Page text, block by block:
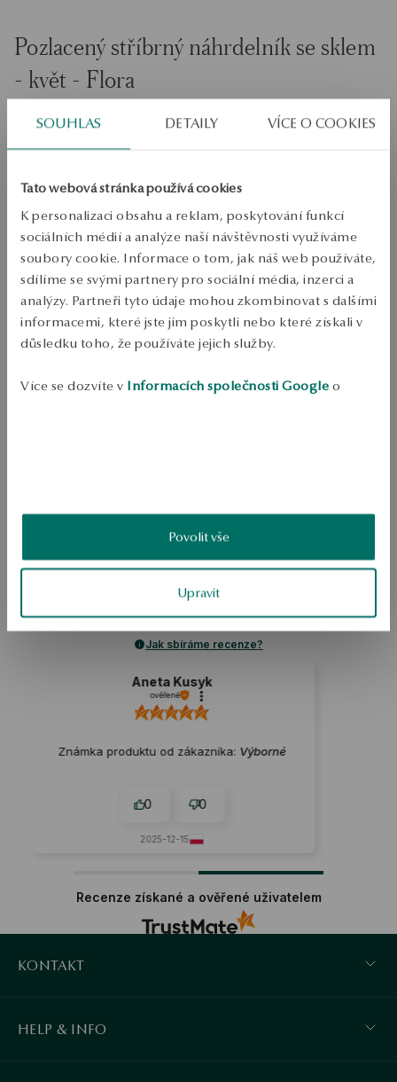
SOUHLAS DETAILY VÍCE O COOKIES
Tato webová stránka používá cookies
K personalizaci obsahu a reklam, poskytování funkcí
sociálních médií a analýze naší návštěvnosti využíváme
soubory cookie. Informace o tom, jak náš web používáte,
sdílíme se svými partnery pro sociální média, inzerci a
analýzy. Partneři tyto údaje mohou zkombinovat s dalšími
informacemi, které jste jim poskytli nebo které získali v
důsledku toho, že používáte jejich služby.
Více se dozvíte v Informacích společnosti Google o
Povolit vše
Upravit
Pozlacený stříbrný náhrdelník se sklem
- květ - Flora
Velikost
47
PŘIDAT DO KOŠÍKU
Ověřte si dostupnost na prodejně
Odeslání:1pracovní dny
Doprava zdarma od 1700 Kč
Bezplatné vrácení až do 100 dnů v YES Clubu
PODROBNOSTI
BEZPEČNOST
5.0
Známka
Založeno na
Jak sbíráme recenze?
zákazníka:Výborné Známka produktu od
Recenze získané a ověřené uživatelem
KONTAKT
HELP & INFO